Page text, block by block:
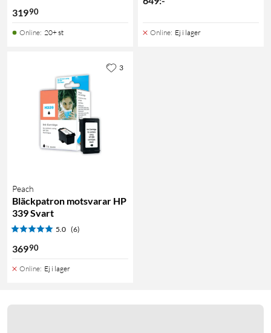
31990
Online: 20+ st Online: Ej i lager
Peach
Bläckpatron motsvarar HP
339 Svart
5.0 (6)
36990
Online: Ej i lager
3